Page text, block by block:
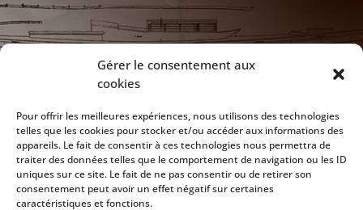
Gérer le consentement aux
cookies
Pour offrir les meilleures expériences, nous utilisons des technologies
telles que les cookies pour stocker et/ou accéder aux informations des
appareils. Le fait de consentir à ces technologies nous permettra de
traiter des données telles que le comportement de navigation ou les ID
uniques sur ce site. Le fait de ne pas consentir ou de retirer son
consentement peut avoir un effet négatif sur certaines
caractéristiques et fonctions.
NOTRE ADRESSE
172 Chaussée de Vilvoorde
1120 Bruxelles
 CLUB HOUSE
Ouvert tous les jeudi soirs dès 20h